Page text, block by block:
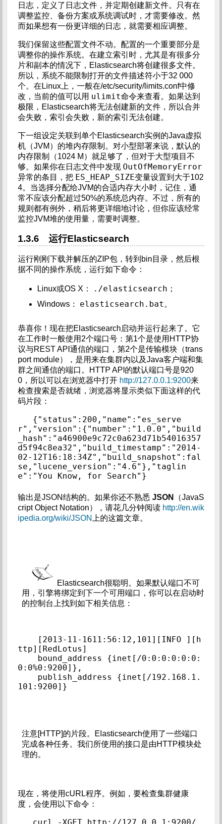
日志，定义了日志文件，并定期创建新文件。只有在
调整监控、备份方案或系统调试时，才需要修改。然
而如果想有一份更详细的日志，就需要相应调整。
我们保留这些配置文件不动。配置的一个重要部分是
调整你的操作系统。在建立索引时，尤其是有很多分
片和副本的情况下，Elasticsearch将创建很多文件。
所以，系统不能限制打开的文件描述符小于32 000
个。在Linux上，一般在/etc/security/limits.conf中修
改，当前的值可以用 ulimit命令来查看。如果达到
极限，Elasticsearch将无法创建新的文件，所以合并
会失败，索引会失败，新的索引无法创建。
下一组设定关联到单个Elasticsearch实例的Java虚拟
机（JVM）的堆内存限制。对小型部署来说，默认的
内存限制（1024 M）就足够了，但对于大型项目不
够。如果你在日志文件中发现 OutOfMemoryError
异常的条目，把 ES_HEAP_SIZE变量设置到大于102
4。当选择分配给JVM的合适内存大小时，记住，通
常不应该分配超过50%的系统总内存。不过，所有的
规则都有例外，稍后将更详细地讨论，但你应该经常
监控JVM堆的使用量，需要时调整。
1.3.6 运行Elasticsearch
运行刚刚下载并解压的ZIP包，转到bin目录，然后根
据不同的操作系统，运行如下命令：
Linux或OS X： ./elasticsearch ；
Windows： elasticsearch.bat 。
恭喜你！现在把Elasticsearch启动并运行起来了。它
在工作时一般使用2个端口号：第1个是使用HTTP协
议与REST API通信的端口，第2个是传输模块（trans
port module），是用来在集群内以及Java客户端和集
群之间通信的端口。HTTP API的默认端口号是920
0，所以可以在浏览器中打开 http://127.0.0.1:9200来
检查搜索是否就绪，浏览器将显示类似下面这样的代
码片段：
{"status":200,"name":"es_serve
r","version":{"number":"1.0.0","build
_hash":"a46900e9c72c0a623d71b54016357
d5f94c8ea32","build_timestamp":"2014-
02-12T16:18:34Z","build_snapshot":fal
se,"lucene_version":"4.6"},"taglin
e":"You Know, for Search"}
输出是JSON结构的。如果你还不熟悉 JSON
（JavaS
cript Object Notation），请花几分钟阅读 http://en.wik
ipedia.org/wiki/JSON
上的这篇文章。
Elasticsearch很聪明。如果默认端口不可
用，引擎将绑定到下一个可用端口，你可以在启动时
的控制台上找到如下相关信息：
[2013-11-1611:56:12,101][INFO ][h
ttp][RedLotus]
0:0%0:9200]},
101:9200]}
注意[HTTP]的片段。Elasticsearch使用了一些端口
完成各种任务。我们所使用的接口是由HTTP模块处
理的。
现在，将使用cURL程序。例如，要检查集群健康
度，会使用以下命令：